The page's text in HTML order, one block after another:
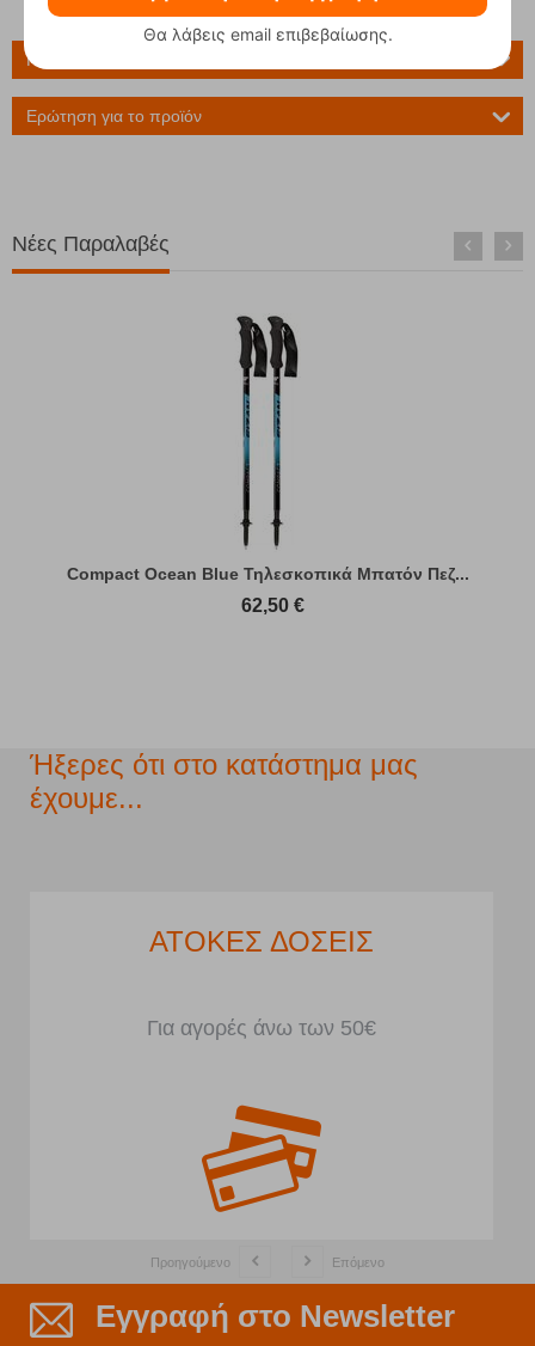
Πληροφορίες
Ερώτηση για το προϊόν
Νέες Παραλαβές
Compact Ocean Blue Τηλεσκοπικά Μπατόν Πεζ...
62,50 €
Ήξερες ότι στο κατάστημα μας
έχουμε...
ΑΤΟΚΕΣ ΔΟΣΕΙΣ
Για αγορές άνω των 50€
Προηγούμενο Επόμενο
Εγγραφή στο Newsletter
Θα λάβεις email επιβεβαίωσης.